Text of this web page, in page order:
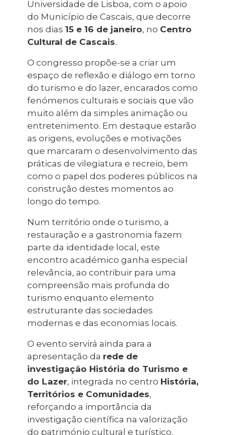
Universidade de Lisboa, com o apoio
do Município de Cascais, que decorre
nos dias 15 e 16 de janeiro, no Centro
Cultural de Cascais.
O congresso propõe-se a criar um
espaço de reflexão e diálogo em torno
do turismo e do lazer, encarados como
fenómenos culturais e sociais que vão
muito além da simples animação ou
entretenimento. Em destaque estarão
as origens, evoluções e motivações
que marcaram o desenvolvimento das
práticas de vilegiatura e recreio, bem
como o papel dos poderes públicos na
construção destes momentos ao
longo do tempo.
Num território onde o turismo, a
restauração e a gastronomia fazem
parte da identidade local, este
encontro académico ganha especial
relevância, ao contribuir para uma
compreensão mais profunda do
turismo enquanto elemento
estruturante das sociedades
modernas e das economias locais.
O evento servirá ainda para a
apresentação da rede de
investigação História do Turismo e
do Lazer, integrada no centro História,
Territórios e Comunidades,
reforçando a importância da
investigação científica na valorização
do património cultural e turístico.